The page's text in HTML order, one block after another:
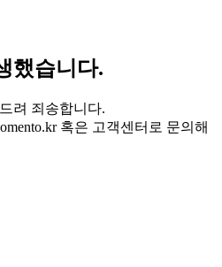
했습니다.
려 죄송합니다.
혹은 고객센터로 문의해